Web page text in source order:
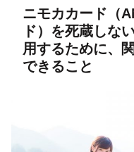
ニモカカード（
ド）を死蔵しな
用するために、
できること